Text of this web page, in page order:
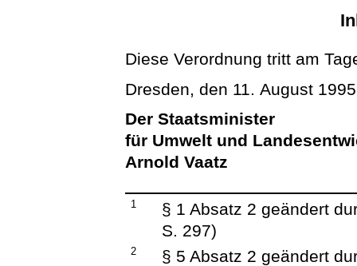
Diese Verordnung tritt am
Dresden, den 11. August 1995
Der Staatsminister
für Umwelt und
Arnold Vaatz
1
§ 1 Absatz 2 geändert
S. 297)
2
§ 5 Absatz 2 geändert